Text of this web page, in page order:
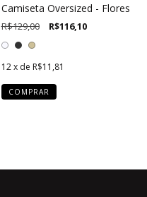
Camiseta Oversized - Flores
R$129,00 R$116,10
12 x de R$11,81
COMPRAR